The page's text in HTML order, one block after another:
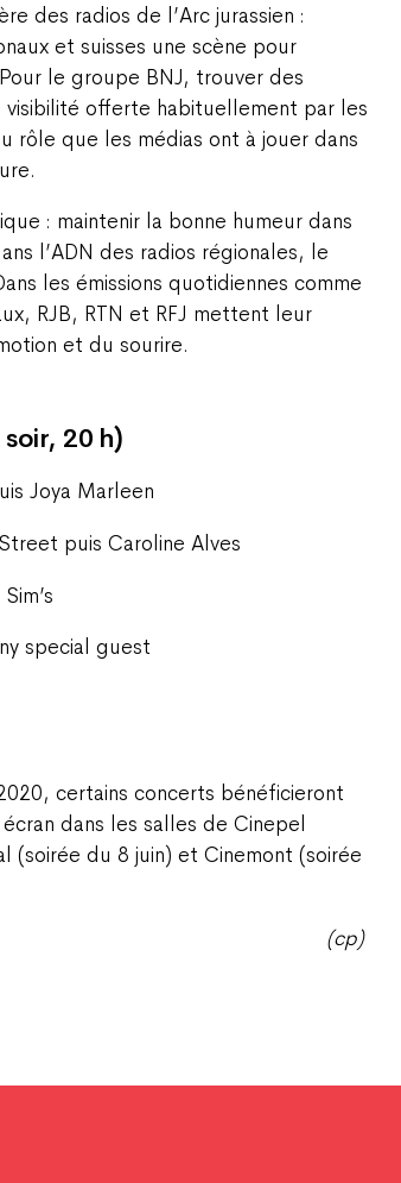
des radios de l’Arc jurassien :
et suisses une scène pour
le groupe BNJ, trouver des
visibilité offerte habituellement par les
rôle que les médias ont à jouer dans
: maintenir la bonne humeur dans
l’ADN des radios régionales, le
les émissions quotidiennes comme
RJB, RTN et RFJ mettent leur
et du sourire.
20 h)
Joya Marleen
puis Caroline Alves
special guest
certains concerts bénéficieront
dans les salles de Cinepel
(soirée du 8 juin) et Cinemont (soirée
(cp)